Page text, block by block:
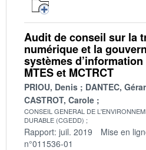
Audit de conseil sur la
numérique et la
systèmes
MTES et MCTRCT
PRIOU, Denis DANTEC,
CASTROT, Carole
CONSEIL GENERAL DE
DURABLE (CGEDD)
Rapport: juil. 2019 Mise en
n°011536-01